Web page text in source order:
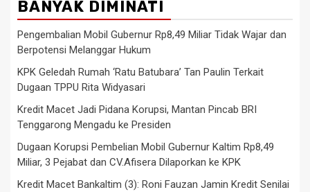
BANYAK DIMINATI
Pengembalian Mobil Gubernur Rp8,49 Miliar Tidak Wajar dan
Berpotensi Melanggar Hukum
KPK Geledah Rumah ‘Ratu Batubara’ Tan Paulin Terkait
Dugaan TPPU Rita Widyasari
Kredit Macet Jadi Pidana Korupsi, Mantan Pincab BRI
Tenggarong Mengadu ke Presiden
Dugaan Korupsi Pembelian Mobil Gubernur Kaltim Rp8,49
Miliar, 3 Pejabat dan CV.Afisera Dilaporkan ke KPK
Kredit Macet Bankaltim (3): Roni Fauzan Jamin Kredit Senilai